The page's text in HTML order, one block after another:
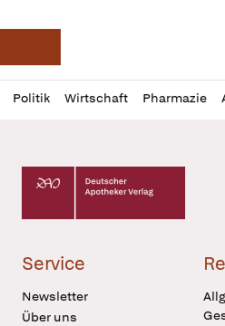
Deutsche Apotheker
Politik Wirtschaft Pharmazie
Profil
öffnen
Daz
Pur
Deutscher Apotheker Verlag
Service
Newsletter
Über uns